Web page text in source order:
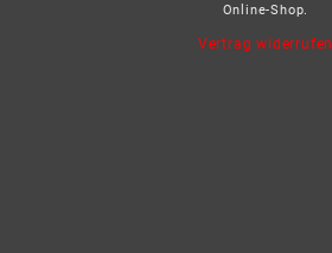
Online-Shop.
Vertrag widerrufen